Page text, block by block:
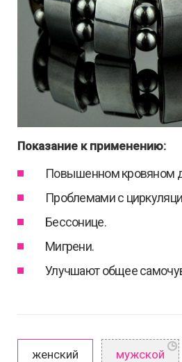
Показание к применению:
Повышенном кровяном
Проблемами с
Бессонице.
Мигрени.
Улучшают общее
женский мужской